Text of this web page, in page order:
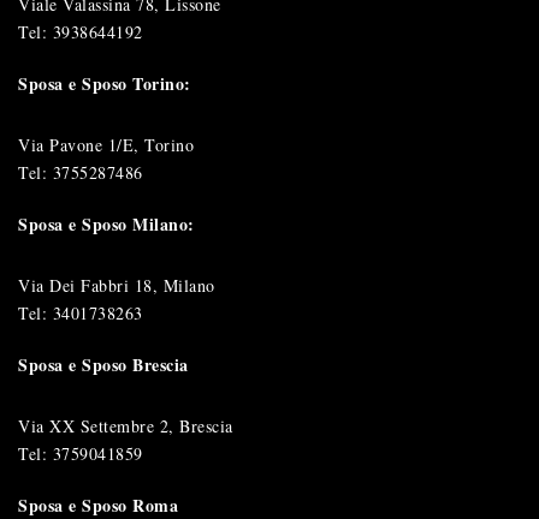
Tel: 3938644192
Sposa e Sposo Torino:
Via Pavone 1/E, Torino
Tel: 3755287486
Sposa e Sposo Milano:
Via Dei Fabbri 18, Milano
Tel: 3401738263
Sposa e Sposo Brescia
Via XX Settembre 2, Brescia
Tel: 3759041859
Sposa e Sposo Roma